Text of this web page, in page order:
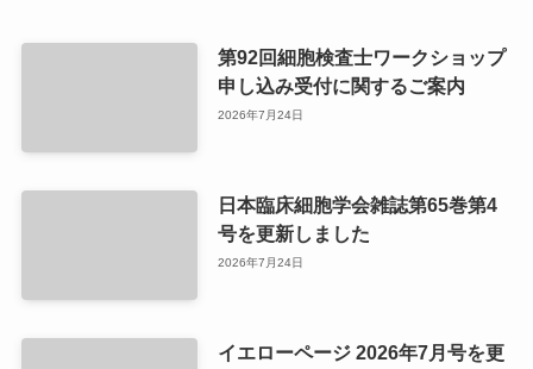
第92回細胞検査士ワークショップ
申し込み受付に関するご案内
2026年7月24日
日本臨床細胞学会雑誌第65巻第4
号を更新しました
2026年7月24日
イエローページ 2026年7月号を更